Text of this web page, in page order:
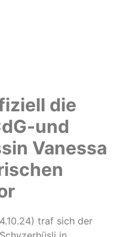
die
und
Vanessa
traf sich der